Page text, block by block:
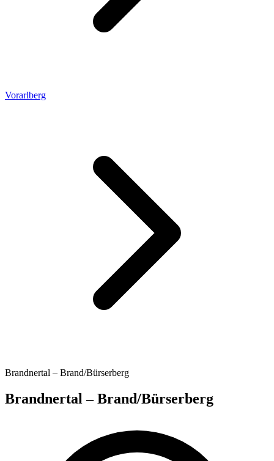
Vorarlberg
Brandnertal – Brand/Bürserberg
Brandnertal – Brand/Bürserberg